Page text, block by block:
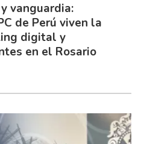
vanguardia:
de Perú viven la
digital y
en el Rosario